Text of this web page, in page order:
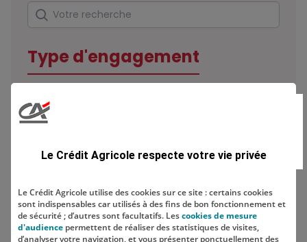
Rechercher
Votre recherche
Type d'engagement
Localisation
Le Crédit Agricole respecte votre vie privée
Le Crédit Agricole utilise des cookies sur ce site : certains cookies
sont indispensables car utilisés à des fins de bon fonctionnement et
de sécurité ; d’autres sont facultatifs. Lescookies de mesure
d'audience permettent de réaliser des statistiques de visites,
d’analyser votre navigation, et vous présenter ponctuellement des